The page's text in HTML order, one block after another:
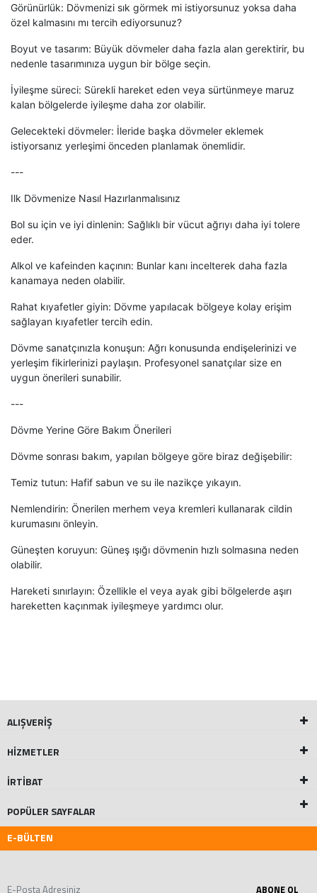
Görünürlük: Dövmenizi sık görmek mi istiyorsunuz yoksa daha
özel kalmasını mı tercih ediyorsunuz?
Boyut ve tasarım: Büyük dövmeler daha fazla alan gerektirir, bu
nedenle tasarımınıza uygun bir bölge seçin.
İyileşme süreci: Sürekli hareket eden veya sürtünmeye maruz
kalan bölgelerde iyileşme daha zor olabilir.
Gelecekteki dövmeler: İleride başka dövmeler eklemek
istiyorsanız yerleşimi önceden planlamak önemlidir.
---
Ilk Dövmenize Nasıl Hazırlanmalısınız
Bol su için ve iyi dinlenin: Sağlıklı bir vücut ağrıyı daha iyi tolere
eder.
Alkol ve kafeinden kaçının: Bunlar kanı incelterek daha fazla
kanamaya neden olabilir.
Rahat kıyafetler giyin: Dövme yapılacak bölgeye kolay erişim
sağlayan kıyafetler tercih edin.
Dövme sanatçınızla konuşun: Ağrı konusunda endişelerinizi ve
yerleşim fikirlerinizi paylaşın. Profesyonel sanatçılar size en
uygun önerileri sunabilir.
---
Dövme Yerine Göre Bakım Önerileri
Dövme sonrası bakım, yapılan bölgeye göre biraz değişebilir:
Temiz tutun: Hafif sabun ve su ile nazikçe yıkayın.
Nemlendirin: Önerilen merhem veya kremleri kullanarak cildin
kurumasını önleyin.
Güneşten koruyun: Güneş ışığı dövmenin hızlı solmasına neden
olabilir.
Hareketi sınırlayın: Özellikle el veya ayak gibi bölgelerde aşırı
hareketten kaçınmak iyileşmeye yardımcı olur.
ALIŞVERİŞ
HİZMETLER
İRTİBAT
POPÜLER SAYFALAR
E-BÜLTEN
ABONE OL